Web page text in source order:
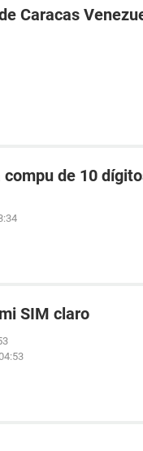
Caracas
de 10
SIM claro